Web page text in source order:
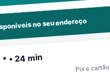
no seu endereço
• 24 min
Pix e cartão